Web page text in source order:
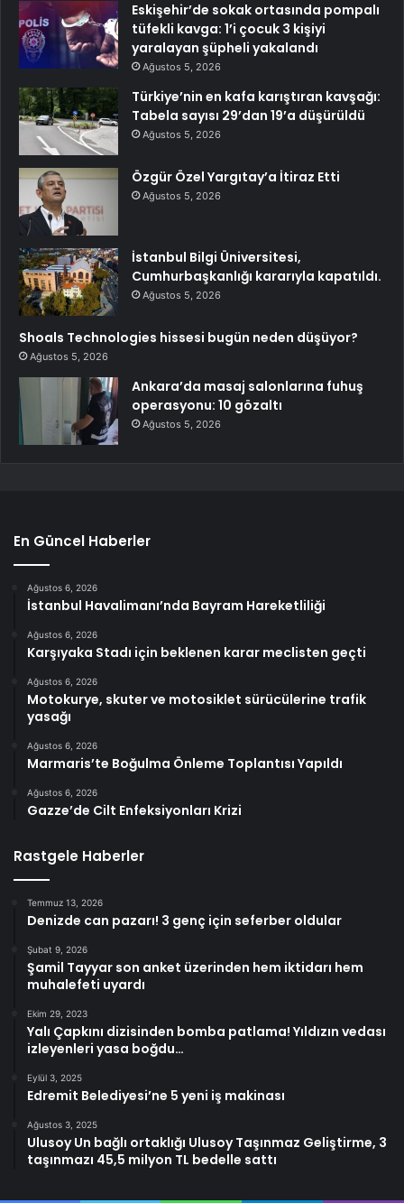
Eskişehir’de sokak ortasında pompalı
tüfekli kavga: 1’i çocuk 3 kişiyi
yaralayan şüpheli yakalandı
Ağustos 5, 2026
Türkiye’nin en kafa karıştıran kavşağı:
Tabela sayısı 29’dan 19’a düşürüldü
Ağustos 5, 2026
Özgür Özel Yargıtay’a İtiraz Etti
Ağustos 5, 2026
İstanbul Bilgi Üniversitesi,
Cumhurbaşkanlığı kararıyla kapatıldı.
Ağustos 5, 2026
Shoals Technologies hissesi bugün neden düşüyor?
Ağustos 5, 2026
Ankara’da masaj salonlarına fuhuş
operasyonu: 10 gözaltı
Ağustos 5, 2026
En Güncel Haberler
Ağustos 6, 2026
İstanbul Havalimanı’nda Bayram Hareketliliği
Ağustos 6, 2026
Karşıyaka Stadı için beklenen karar meclisten geçti
Ağustos 6, 2026
Motokurye, skuter ve motosiklet sürücülerine trafik
yasağı
Ağustos 6, 2026
Marmaris’te Boğulma Önleme Toplantısı Yapıldı
Ağustos 6, 2026
Gazze’de Cilt Enfeksiyonları Krizi
Rastgele Haberler
Temmuz 13, 2026
Denizde can pazarı! 3 genç için seferber oldular
Şubat 9, 2026
Şamil Tayyar son anket üzerinden hem iktidarı hem
muhalefeti uyardı
Ekim 29, 2023
Yalı Çapkını dizisinden bomba patlama! Yıldızın vedası
izleyenleri yasa boğdu…
Eylül 3, 2025
Edremit Belediyesi’ne 5 yeni iş makinası
Ağustos 3, 2025
Ulusoy Un bağlı ortaklığı Ulusoy Taşınmaz Geliştirme, 3
taşınmazı 45,5 milyon TL bedelle sattı